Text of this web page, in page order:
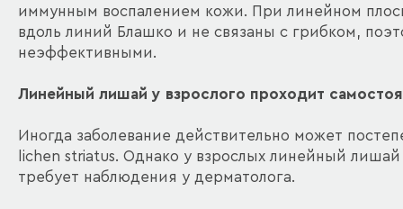
иммунным воспалением кожи. При линейном
вдоль линий Блашко и не связаны с грибком,
неэффективными.
Линейный лишай у взрослого проходит
Иногда заболевание действительно может
lichen striatus. Однако у взрослых линейный
требует наблюдения у дерматолога.